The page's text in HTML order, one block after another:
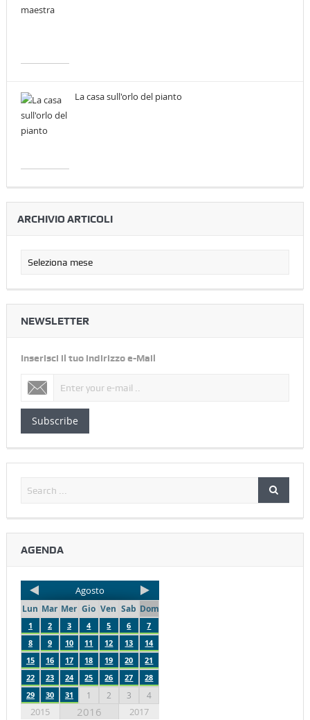
La casa sull'orlo del pianto
ARCHIVIO ARTICOLI
NEWSLETTER
Inserisci il tuo indirizzo e-Mail
Subscribe
AGENDA
Agosto
Lun Mar Mer Gio Ven Sab Dom
1 2 3 4 5 6
7
8
9 10 11 12 13
14
15
16 17 18 19 20
21
22
23 24 25 26 27
28
29
30 31 1 2 3 4
2015 2016
2017